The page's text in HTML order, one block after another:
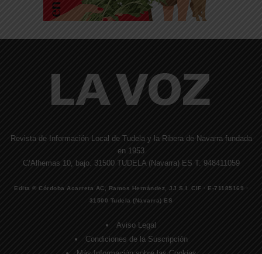
Revista de Información Local de Tudela y la Ribera de Navarra fundada
en 1953
C/Alhemas 10, bajo. 31500 TUDELA (Navarra) ES T. 948411059
Edita © Córdoba Acarreta AC, Ramos Hernández, JJ S.I. CIF · E-71185169 ·
31500 Tudela (Navarra) ES
Aviso Legal
Condiciones de la Suscripción